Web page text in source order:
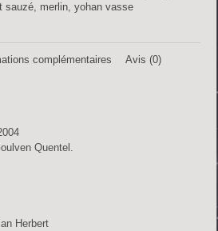
sauzé, merlin,yohan vasse
complémentaires Avis (0)
Quentel.
Herbert